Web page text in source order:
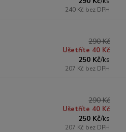
240 Kč bez DPH
290 Kč
Ušetříte 40 Kč
250 Kč/ks
207 Kč bez DPH
290 Kč
Ušetříte 40 Kč
250 Kč/ks
207 Kč bez DPH